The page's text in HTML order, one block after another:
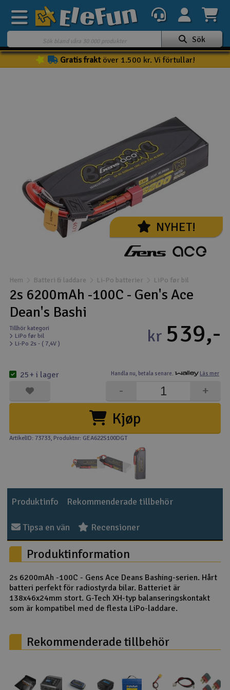
Veckans erbjudande
Batteri & laddare
Bilar
Bilbana
Drönare
Drönare för FPV
Flygplan
Helikopter
Kamerautrustning
Modellbygg- och byggsatser
Modelljärnväg
Motor & tillbehör
Radioutrustning
Raketer
Scooter & elfordon
Smarthem, lek och hobby
Solenergi
Verktyg, utrustning och tillbehör
Sök
Gratis fraktöver 1.500 kr. Vi förtullar!
NYHET!
Hem Batteri & laddare Li-Po batterier LiPo før bil
2s 6200mAh -100C - Gen's Ace
Dean's Bashi
Tillhör kategori
LiPo før bil
Li-Po 2s - ( 7,4V )
Handla nu, betala senare. Läs mer
kr 539,-
Kjøp
+
-
25+ i lager
ArtikelID: 73733, Produktnr: GEA622S100DGT
Produktinfo Rekommenderade tillbehör
Tipsa en vän Recensioner
Produktinformation
2s 6200mAh -100C - Gens Ace Deans Bashing-serien. Hårt
batteri perfekt för radiostyrda bilar. Batteriet är
138x46x24mm stort. G-Tech XH-typ balanseringskontakt
som är kompatibel med de flesta LiPo-laddare.
Rekommenderade tillbehör